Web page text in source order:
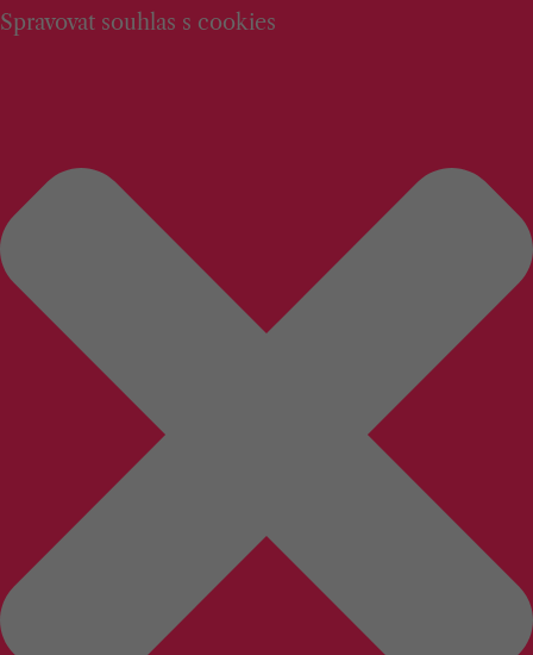
Spravovat souhlas s cookies